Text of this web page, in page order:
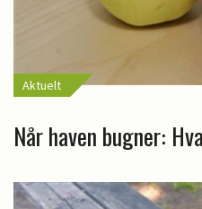
Aktuelt
Når haven bugner: